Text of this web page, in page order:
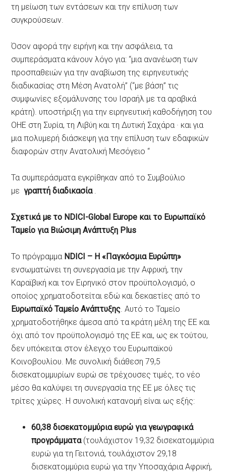
τη μείωση των εντάσεων και την επίλυση των
συγκρούσεων.
Όσον αφορά την ειρήνη και την ασφάλεια, τα
συμπεράσματα κάνουν λόγο για: “μια ανανέωση των
προσπαθειών για την αναβίωση της ειρηνευτικής
διαδικασίας στη Μέση Ανατολή” (“με βάση” τις
συμφωνίες εξομάλυνσης του Ισραήλ με τα αραβικά
κράτη). υποστήριξη για την ειρηνευτική καθοδήγηση του
ΟΗΕ στη Συρία, τη Λιβύη και τη Δυτική Σαχάρα · και για
μια πολυμερή διάσκεψη για την επίλυση των εδαφικών
διαφορών στην Ανατολική Μεσόγειο “
Τα συμπεράσματα εγκρίθηκαν από το Συμβούλιο
μεγραπτή διαδικασία.
Σχετικά με το NDICI-Global Europe και το Ευρωπαϊκό
Ταμείο για Βιώσιμη Ανάπτυξη Plus
Το πρόγραμμα NDICI – Η «Παγκόσμια Ευρώπη»
ενσωματώνει τη συνεργασία με την Αφρική, την
Καραϊβική και τον Ειρηνικό στον προϋπολογισμό, ο
οποίος χρηματοδοτείται εδώ και δεκαετίες από το
Ευρωπαϊκό Ταμείο Ανάπτυξης. Αυτό το Ταμείο
χρηματοδοτήθηκε άμεσα από τα κράτη μέλη της ΕΕ και
όχι από τον προϋπολογισμό της ΕΕ και, ως εκ τούτου,
δεν υπόκειται στον έλεγχο του Ευρωπαϊκού
Κοινοβουλίου. Με συνολική διάθεση 79,5
δισεκατομμυρίων ευρώ σε τρέχουσες τιμές, το νέο
μέσο θα καλύψει τη συνεργασία της ΕΕ με όλες τις
τρίτες χώρες. Η συνολική κατανομή είναι ως εξής:
60,38 δισεκατομμύρια ευρώ για γεωγραφικά
προγράμματα(τουλάχιστον 19,32 δισεκατομμύρια
ευρώ για τη Γειτονιά, τουλάχιστον 29,18
δισεκατομμύρια ευρώ για την Υποσαχάρια Αφρική,